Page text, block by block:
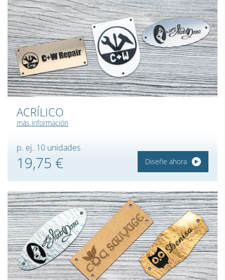
ACRÍLICO
más información
p. ej. 10 unidades
19,75 € Diseñe ahora